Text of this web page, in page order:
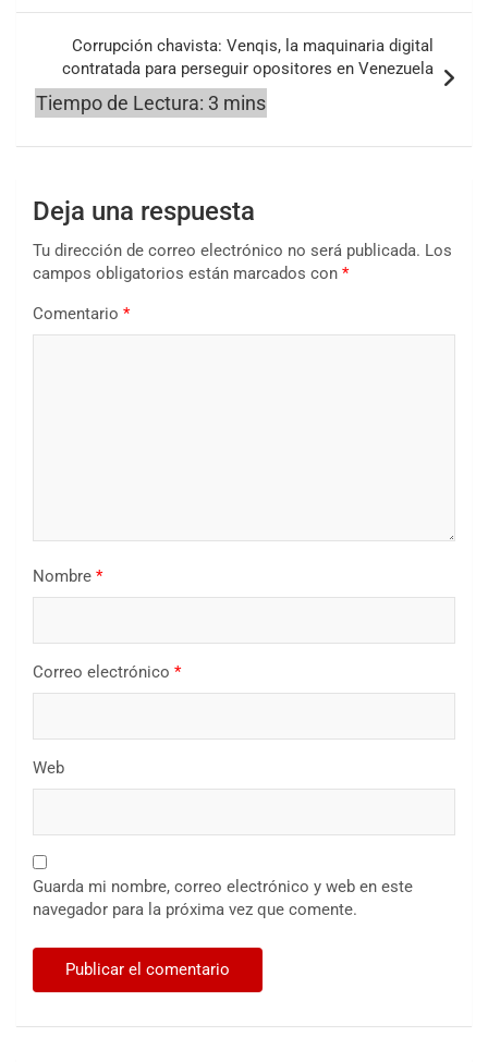
Corrupción chavista: Venqis, la maquinaria digital
contratada para perseguir opositores en Venezuela
Deja una respuesta
Tu dirección de correo electrónico no será publicada. Los
campos obligatorios están marcados con *
Comentario *
Nombre *
Correo electrónico *
Web
Guarda mi nombre, correo electrónico y web en este
navegador para la próxima vez que comente.